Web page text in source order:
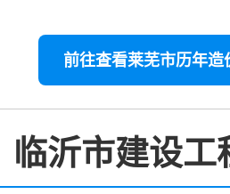
前往查看莱芜市历年造
临沂市建设工